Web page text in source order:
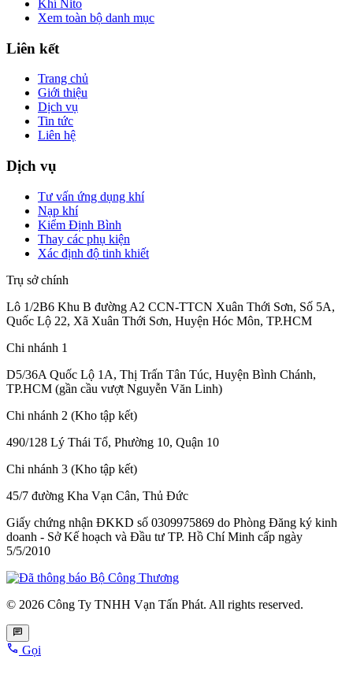
Khí Nito
Xem toàn bộ danh mục
Liên kết
Trang chủ
Giới thiệu
Dịch vụ
Tin tức
Liên hệ
Dịch vụ
Tư vấn ứng dụng khí
Nạp khí
Kiểm Định Bình
Thay các phụ kiện
Xác định độ tinh khiết
Trụ sở chính
Lô 1/2B6 Khu B đường A2 CCN-TTCN Xuân Thới Sơn, Số 5A,
Quốc Lộ 22, Xã Xuân Thới Sơn, Huyện Hóc Môn, TP.HCM
Chi nhánh 1
D5/36A Quốc Lộ 1A, Thị Trấn Tân Túc, Huyện Bình Chánh,
TP.HCM (gần cầu vượt Nguyễn Văn Linh)
Chi nhánh 2 (Kho tập kết)
490/128 Lý Thái Tổ, Phường 10, Quận 10
Chi nhánh 3 (Kho tập kết)
45/7 đường Kha Vạn Cân, Thủ Đức
Giấy chứng nhận ĐKKD số 0309975869 do Phòng Đăng ký kinh
doanh - Sở Kế hoạch và Đầu tư TP. Hồ Chí Minh cấp ngày
5/5/2010
© 2026 Công Ty TNHH Vạn Tấn Phát. All rights reserved.
Gọi